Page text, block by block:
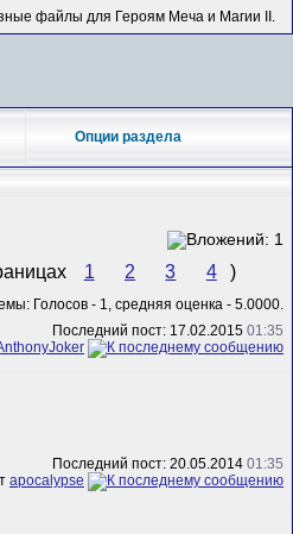
файлы для Героям Меча и Магии II.
Опции раздела
1 2 3 4 )
Последний пост: 17.02.2015 01:35
Последний пост: 20.05.2014 01:35
apocalypse